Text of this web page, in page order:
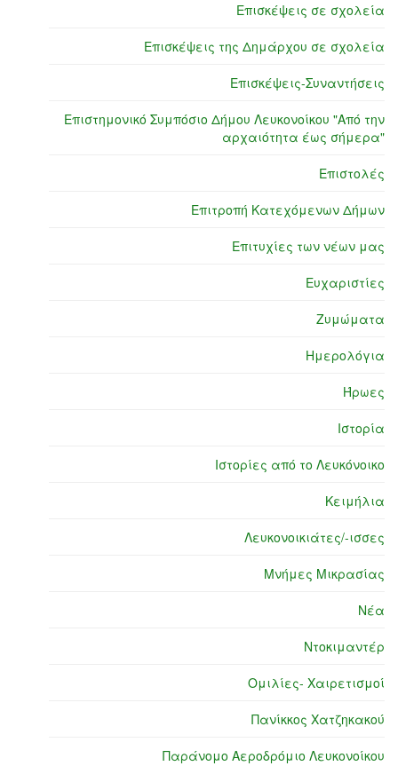
Επισκέψεις σε σχολεία
Επισκέψεις της Δημάρχου σε σχολεία
Επισκέψεις-Συναντήσεις
Επιστημονικό Συμπόσιο Δήμου Λευκονοίκου "Από την
αρχαιότητα έως σήμερα"
Επιστολές
Επιτροπή Κατεχόμενων Δήμων
Επιτυχίες των νέων μας
Ευχαριστίες
Ζυμώματα
Ημερολόγια
Ήρωες
Ιστορία
Ιστορίες από το Λευκόνοικο
Κειμήλια
Λευκονοικιάτες/-ισσες
Μνήμες Μικρασίας
Νέα
Ντοκιμαντέρ
Ομιλίες- Χαιρετισμοί
Πανίκκος Χατζηκακού
Παράνομο Αεροδρόμιο Λευκονοίκου